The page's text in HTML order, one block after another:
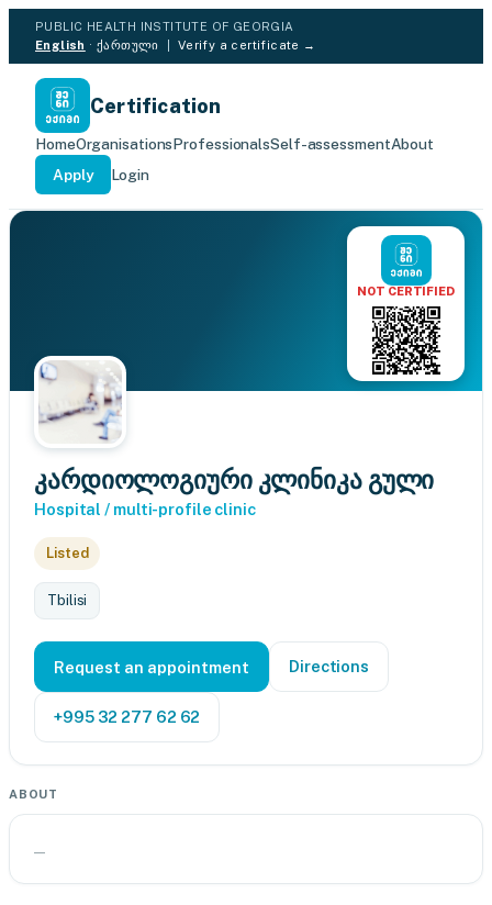
PUBLIC HEALTH INSTITUTE OF GEORGIA
English ·ქართული Verify a certificate →
Certification
HomeOrganisationsProfessionalsSelf-assessmentAbout
Apply
Login
NOT CERTIFIED
კარდიოლოგიური კლინიკა გული
Hospital / multi-profile clinic
Listed
Tbilisi
Request an appointment Directions
+995 32 277 62 62
ABOUT
—